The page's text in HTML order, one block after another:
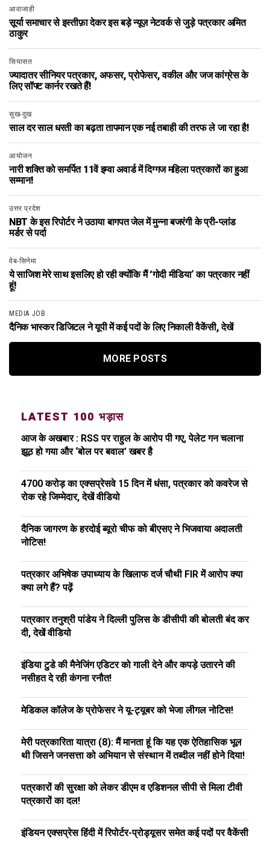
आवाजाही
सूर्या समाचार से इस्तीफ़ा देकर इस बड़े न्यूज़ नेटवर्क से जुड़े पत्रकार अमित
ठाकुर
सियासत
ज्यादातर सीनियर पत्रकार, अफसर, प्रोफेसर, वकील और जज कांग्रेस के
लिए सॉफ्ट कार्नर रखते हैं!
सुख-दुख
साल दर साल धरती का बढ़ता तापमान एक नई तबाही की तरफ ले जा रहा है!
आयोजन
नारी शक्ति को समर्पित 11वें इम्वा अवार्ड में दिग्गज महिला पत्रकारों का हुआ
सम्मान!
उत्तर प्रदेश
NBT के इस रिपोर्टर ने उठाया बागपत जेल में मुन्ना बजरंगी के प्री-प्लांड
मर्डर से पर्दा
वेब-सिनेमा
ये साजिश मेरे साथ इसलिए हो रही क्योंकि मैं ‘गोदी मीडिया’ का पत्रकार नहीं
हूं!
MEDIA JOB
दैनिक भास्कर डिजिटल ने यूपी में कई पदों के लिए निकाली वैकेंसी, देखें
MORE POSTS
LATEST 100 भड़ास
आज के अखबार : RSS पर राहुल के आरोप पी गए, पेलेट गन चलाना
झूठ हो गया और ‘बोल पर बवाल’ खबर है
4700 करोड़ का एक्सप्रेसवे 15 दिन में धंसा, पत्रकार को कवरेज से
रोक रहे जिम्मेदार, देखें वीडियो
दैनिक जागरण के हरदोई ब्यूरो चीफ को बीएसए ने भिजवाया अदालती
नोटिस!
पत्रकार अभिषेक उपाध्याय के खिलाफ दर्ज चौथी FIR में आरोप क्या
क्या लगे हैं? पढ़ें
पत्रकार तनुश्री पांडेय ने दिल्ली पुलिस के डीसीपी की बोलती बंद कर
दी, देखें वीडियो
इंडिया टुडे की मैनेजिंग एडिटर को गाली देने और कपड़े उतारने की
नसीहत दे रही कंगना रनौत!
मेडिकल कॉलेज के प्रोफेसर ने यू-ट्यूबर को भेजा लीगल नोटिस!
मेरी पत्रकारिता यात्रा (8): मैं मानता हूं कि यह एक ऐतिहासिक भूल
थी जिसने जनसत्ता को अभियान से संस्थान में तब्दील नहीं होने दिया!
पत्रकारों की सुरक्षा को लेकर डीएम व एडिशनल सीपी से मिला टीवी
पत्रकारों का दल!
इंडियन एक्सप्रेस हिंदी में रिपोर्टर-प्रोड्यूसर समेत कई पदों पर वैकेंसी